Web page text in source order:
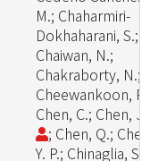
M.; Chaharmiri-
Dokhaharani, S.;
Chaiwan, N.;
Chakraborty, N.;
Cheewankoon,
Chen, C.; Chen,
; Chen, Q.;
Y. P.; Chinaglia, S.;